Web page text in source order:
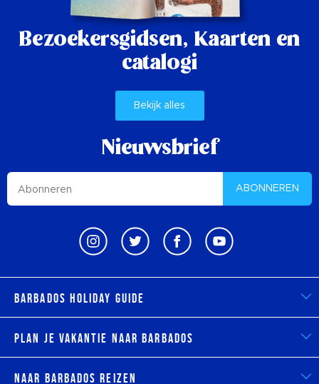
Bezoekersgidsen, Kaarten en
catalogi
Bekijk alles
Nieuwsbrief
ABONNEREN
Barbados Holiday Guide
Plan je vakantie naar Barbados
Naar Barbados reizen